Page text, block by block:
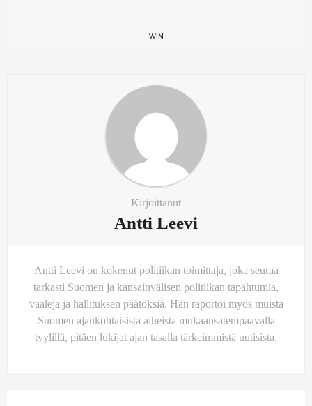
WIN
Kirjoittanut
Antti Leevi
Antti Leevi on kokenut politiikan toimittaja, joka seuraa
tarkasti Suomen ja kansainvälisen politiikan tapahtumia,
vaaleja ja hallituksen päätöksiä. Hän raportoi myös muista
Suomen ajankohtaisista aiheista mukaansatempaavalla
tyylillä, pitäen lukijat ajan tasalla tärkeimmistä uutisista.